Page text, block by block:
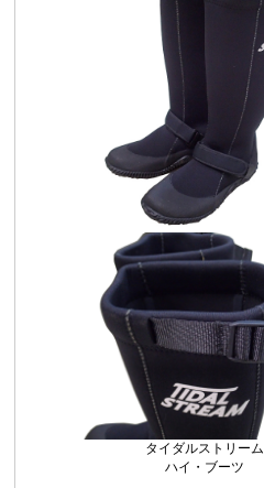
タイダルストリーム
ハイ・ブーツ